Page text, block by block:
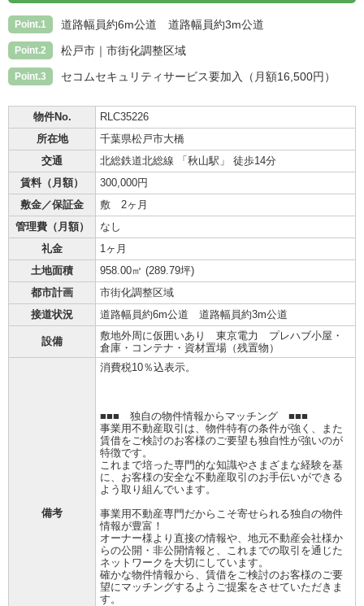
Point.1 道路幅員約6m公道 道路幅員約3m公道
Point.2 松戸市｜市街化調整区域
Point.3 セコムセキュリティサービス要加入（月額16,500円）
物件No.
RLC35226
所在地
千葉県松戸市大橋
交通
北総鉄道北総線 「秋山駅」 徒歩14分
賃料（月額）
300,000円
敷金／保証金
敷 2ヶ月
管理費（月額）
なし
礼金
1ヶ月
土地面積
958.00㎡ (289.79坪)
都市計画
市街化調整区域
接道状況
道路幅員約6m公道 道路幅員約3m公道
設備
敷地外周に仮囲いあり 東京電力 プレハブ小屋・
倉庫・コンテナ・資材置場（残置物）
備考
消費税10％込表示。
■■■ 独自の物件情報からマッチング ■■■
事業用不動産取引は、物件特有の条件が強く、また
賃借をご検討のお客様のご要望も独自性が強いのが
特徴です。
これまで培った専門的な知識やさまざまな経験を基
に、お客様の安全な不動産取引のお手伝いができる
よう取り組んでいます。
事業用不動産専門だからこそ寄せられる独自の物件
情報が豊富！
オーナー様より直接の情報や、地元不動産会社様か
らの公開・非公開情報と、これまでの取引を通じた
ネットワークを大切にしています。
確かな物件情報から、賃借をご検討のお客様のご要
望にマッチングするようご提案をさせていただきま
す。